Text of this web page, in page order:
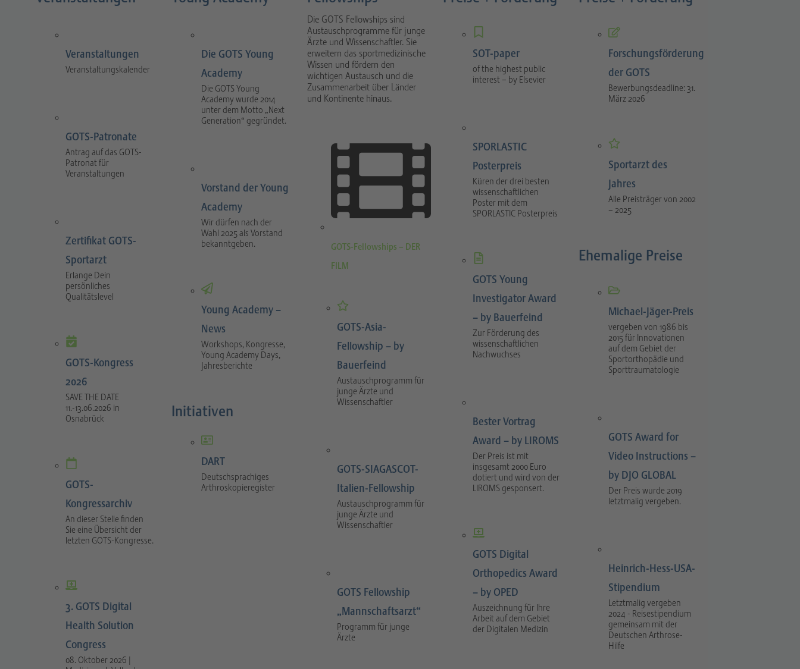
Veranstaltungen
Veranstaltungskalender
GOTS-Patronate
Antrag auf das GOTS-
Patronat für
Veranstaltungen
Zertifikat GOTS-
Sportarzt
Erlange Dein
persönliches
Qualitätslevel
GOTS-Kongress
2026
SAVE THE DATE
11.-13.06.2026 in
Osnabrück
GOTS-
Kongressarchiv
An dieser Stelle finden
Sie eine Übersicht der
letzten GOTS-Kongresse.
3. GOTS Digital
Health Solution
Congress
08. Oktober 2026 |
Die GOTS Young
Academy
Die GOTS Young
Academy wurde 2014
unter dem Motto „Next
Generation“ gegründet.
Vorstand der Young
Academy
Wir dürfen nach der
Wahl 2025 als Vorstand
bekanntgeben.
Young Academy –
News
Workshops, Kongresse,
Young Academy Days,
Jahresberichte
Initiativen
DART
Deutschsprachiges
Arthroskopieregister
Die GOTS Fellowships sind
Austauschprogramme für junge
Ärzte und Wissenschaftler. Sie
erweitern das sportmedizinische
Wissen und fördern den
wichtigen Austausch und die
Zusammenarbeit über Länder
und Kontinente hinaus.
GOTS-Fellowships – DER
FILM
GOTS-Asia-
Fellowship – by
Bauerfeind
Austauschprogramm für
junge Ärzte und
Wissenschaftler
GOTS-SIAGASCOT-
Italien-Fellowship
Austauschprogramm für
junge Ärzte und
Wissenschaftler
GOTS Fellowship
„Mannschaftsarzt“
Programm für junge
Ärzte
SOT-paper
of the highest public
interest – by Elsevier
SPORLASTIC
Posterpreis
Küren der drei besten
wissenschaftlichen
Poster mit dem
SPORLASTIC Posterpreis
GOTS Young
Investigator Award
– by Bauerfeind
Zur Förderung des
wissenschaftlichen
Nachwuchses
Bester Vortrag
Award – by LIROMS
Der Preis ist mit
insgesamt 2000 Euro
dotiert und wird von der
LIROMS gesponsert.
GOTS Digital
Orthopedics Award
– by OPED
Auszeichnung für Ihre
Arbeit auf dem Gebiet
der Digitalen Medizin
Forschungsförderung
der GOTS
Bewerbungsdeadline: 31.
März 2026
Sportarzt des
Jahres
Alle Preisträger von 2002
– 2025
Ehemalige Preise
Michael-Jäger-Preis
vergeben von 1986 bis
2015 für Innovationen
auf dem Gebiet der
Sportorthopädie und
Sporttraumatologie
GOTS Award for
Video Instructions –
by DJO GLOBAL
Der Preis wurde 2019
letztmalig vergeben.
Heinrich-Hess-USA-
Stipendium
Letztmalig vergeben
2024 - Reisestipendium
gemeinsam mit der
Deutschen Arthrose-
Hilfe